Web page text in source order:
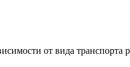
от вида